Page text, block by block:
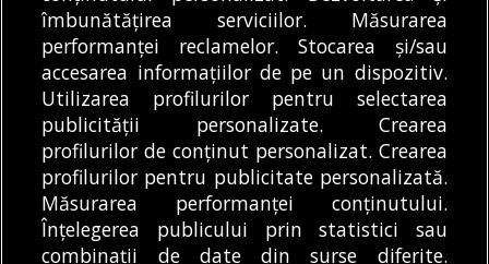
Traficul va fi restricționat sâmbătă, în zona
Universitate. TPBI anunță că liniile STB 66,
69 și 85 vor fi scurtate
MODIFICĂ SETĂRILE COOKIES
îmbunătățirea serviciilor. Măsurarea
performanței reclamelor. Stocarea și/sau
accesarea informațiilor de pe un dispozitiv.
Utilizarea profilurilor pentru selectarea
publicității personalizate. Crearea
profilurilor de conținut personalizat. Crearea
profilurilor pentru publicitate personalizată.
Măsurarea performanței conținutului.
Înțelegerea publicului prin statistici sau
combinații de date din surse diferite.